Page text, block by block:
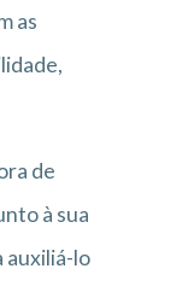
as
de
à sua
auxiliá-lo